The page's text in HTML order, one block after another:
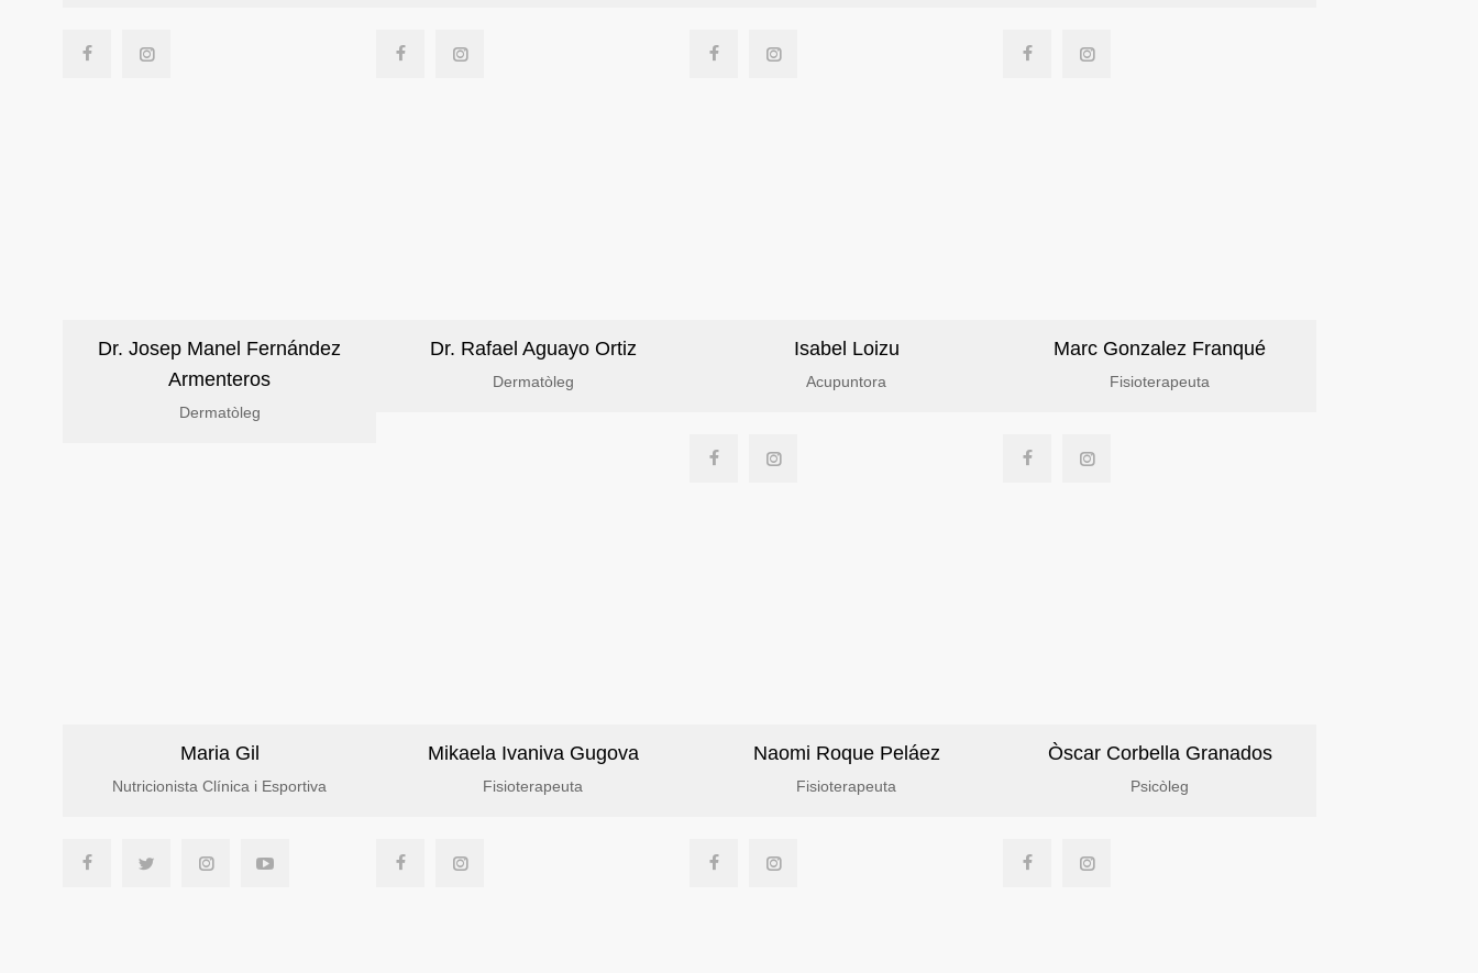
Dr. Josep Manel Fernández
Armenteros
Dermatòleg
Dr. Rafael Aguayo Ortiz
Dermatòleg
Isabel Loizu
Acupuntora
Marc Gonzalez Franqué
Fisioterapeuta
Maria Gil
Nutricionista Clínica i Esportiva
Mikaela Ivaniva Gugova
Fisioterapeuta
Naomi Roque Peláez
Fisioterapeuta
Òscar Corbella Granados
Psicòleg